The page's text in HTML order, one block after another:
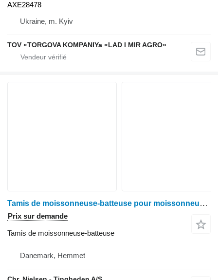
AXE28478
Ukraine, m. Kyiv
TOV «TORGOVA KOMPANIYa «LAD I MIR AGRO»
Tamis de moissonneuse-batteuse pour moissonneuse-batteuse John Deere 9780
Prix sur demande
Tamis de moissonneuse-batteuse
Danemark, Hemmet